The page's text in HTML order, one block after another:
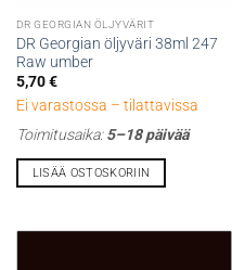
DR GEORGIAN ÖLJYVÄRIT
DR Georgian öljyväri 38ml 247
Raw umber
5,70€
Ei varastossa – tilattavissa
Toimitusaika:5–18 päivää
LISÄÄ OSTOSKORIIN